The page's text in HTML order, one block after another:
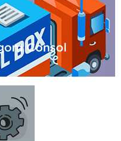
Consol